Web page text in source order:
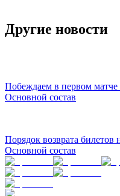
Другие новости
Побеждаем в первом
Основной состав
Порядок возврата
Основной состав